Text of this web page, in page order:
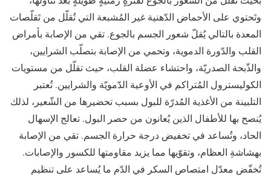
وتَحتوي على الأحماض الدّهنية غير المُشبعة التي تُقلّل من تَقلّصات
المعدة بالتالي يُقلّ شعور الجسم بالجوع. تقي من الإصابة بأمراض
القلب والدّورة الدموية، وتحمي من الإصابة بتصلّب الشرايين،
والذّبحة الصدريّة، واحتشاء عضلة القلب، حيث تقلّل من مستويات
الكوليسترول المُتراكم في الأوعية الدّمويّة والشرايين. تُعتبر
التلبينة من الأغذية المُدرّة للبول بسبب تحضيرها من الشّعير، لذلك
يُنصح بها للأطفال الذين يُعانون من حصر البول. تعالج الإسهال
الحاد، وتُساعد في تخفيض درجة حرارة الجسم. تقي من الإصابة
بهشاشةِ العظام، وتقوّيها مما يزيد مقاومتها للكسور والإصابات.
تُخفّض معدّل امتصاص السكر في الدّم ما يُساعد على تنظيم